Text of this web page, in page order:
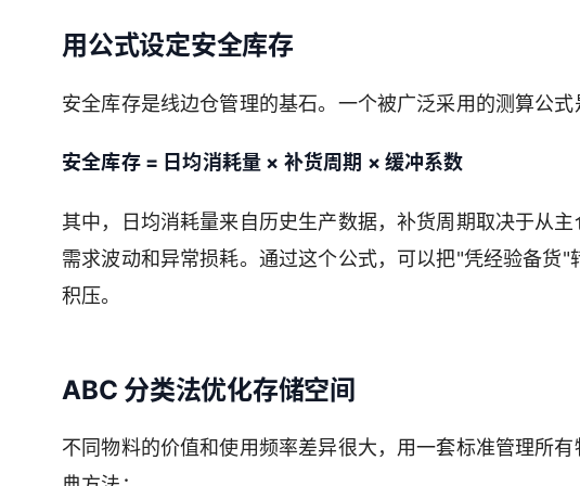
用公式设定安全库存
安全库存是线边仓管理的基石。一个被广泛采用的测算公式
安全库存 = 日均消耗量 × 补货周期 × 缓冲系数
其中，日均消耗量来自历史生产数据，补货周期取决于从
需求波动和异常损耗。通过这个公式，可以把"凭经验备货
积压。
ABC 分类法优化存储空间
不同物料的价值和使用频率差异很大，用一套标准管理所